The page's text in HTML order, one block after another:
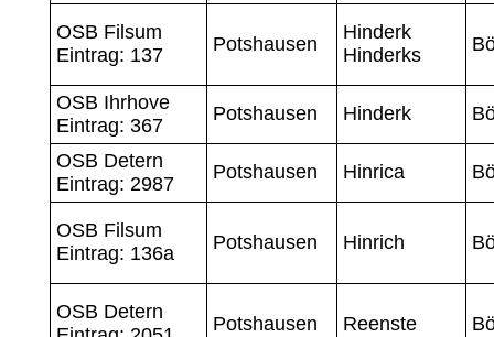
OSB Filsum
Eintrag: 137
Potshausen
Hinderk
Hinderks
OSB Ihrhove
Eintrag: 367
Potshausen Hinderk
OSB Detern
Eintrag: 2987
Potshausen Hinrica
OSB Filsum
Eintrag: 136a
Potshausen Hinrich
OSB Detern
Potshausen Reenste